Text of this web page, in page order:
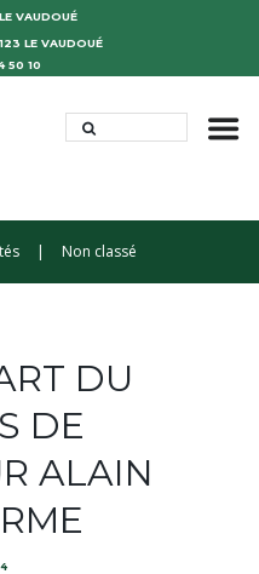
VAUDOUÉ
LE VAUDOUÉ
50 10
Non classé
DU
DE
ALAIN